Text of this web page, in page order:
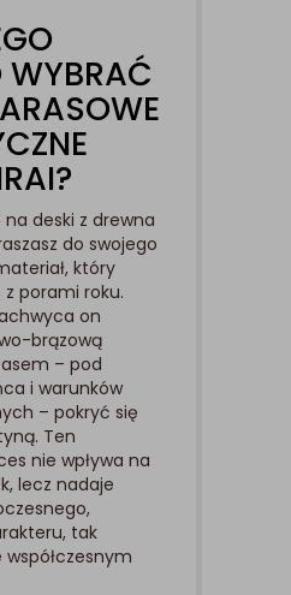
deski z drewna
do swojego
który
porami roku.
on
brązową
– pod
i warunków
– pokryć się
Ten
nie wpływa na
lecz nadaje
tak